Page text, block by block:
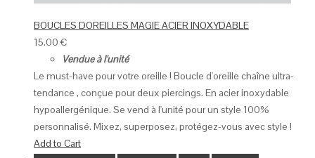
BOUCLES DOREILLES MAGIE ACIER INOXYDABLE
15.00€
Vendue à l'unité
Le must-have pour votre oreille ! Boucle d'oreille chaîne ultra-
tendance , conçue pour deux piercings. En acier inoxydable
hypoallergénique. Se vend à l'unité pour un style 100%
personnalisé. Mixez, superposez, protégez-vous avec style !
Add to Cart